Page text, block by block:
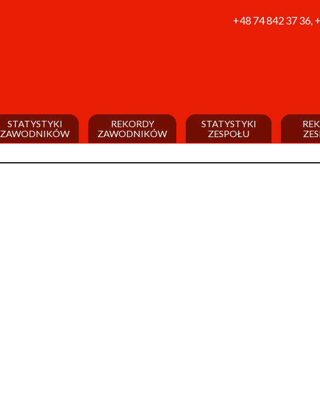
+48 74 842 37 36,
STATYSTYKI
ZAWODNIKÓW
REKORDY
ZAWODNIKÓW
STATYSTYKI
ZESPOŁU